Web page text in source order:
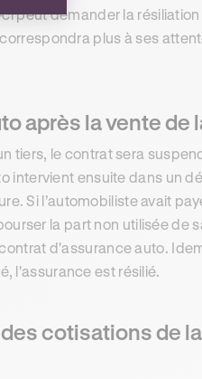
peut demander la
plus à ses
après la vente de
tiers, le contrat sera
intervient ensuite dans un
Si l’automobiliste avait
la part non utilisée de
d'assurance auto.
l'assurance est résilié.
cotisations de